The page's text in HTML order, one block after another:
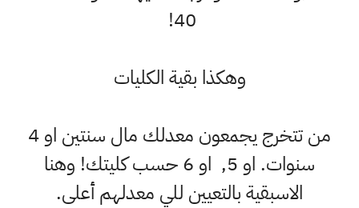
40!
وهكذا بقية الكليات
من تتخرج يجمعون معدلك مال سنتين او 4
سنوات. او 5, او 6 حسب كليتك! وهنا
الاسبقية بالتعيين للي معدلهم أعلى.